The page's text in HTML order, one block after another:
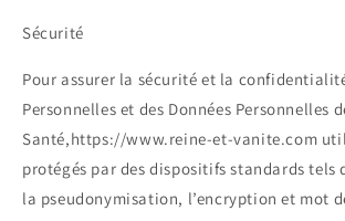
Sécurité
Pour assurer la sécurité et la
Personnelles et des Données Personnelles
Santé,https://www.reine-et-vanite.com
protégés par des dispositifs standards tels
la pseudonymisation, l’encryption et mot